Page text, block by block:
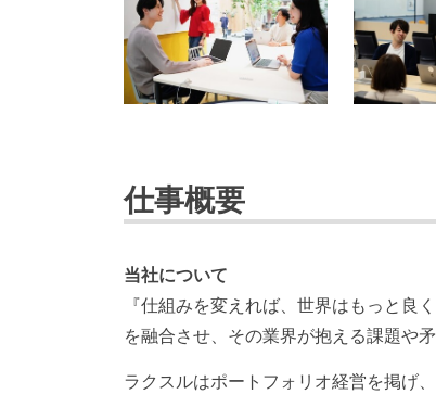
仕事概要
当社について
『仕組みを変えれば、世界はもっと良
を融合させ、その業界が抱える課題や
ラクスルはポートフォリオ経営を掲げ